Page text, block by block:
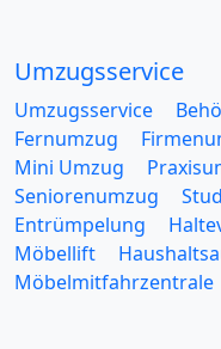
Umzugsservice
Umzugsservice
Fernumzug
Mini Umzug
Seniorenumzug
Entrümpelung
Möbellift
Möbelmitfahrzentrale